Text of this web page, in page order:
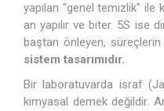
yapılan "genel temizlik" ile
an yapılır ve biter. 5S ise
baştan önleyen, süreçlerin
sistem tasarımıdır.
Bir laboratuvarda israf
kimyasal demek değildir.